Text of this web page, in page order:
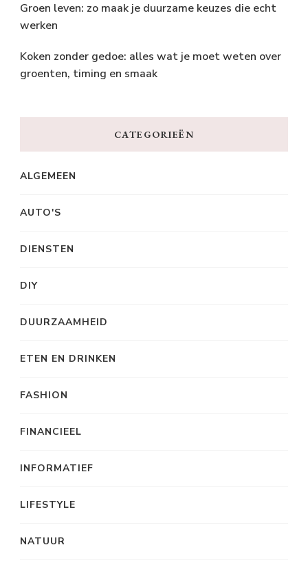
Groen leven: zo maak je duurzame keuzes die echt
werken
Koken zonder gedoe: alles wat je moet weten over
groenten, timing en smaak
CATEGORIEËN
ALGEMEEN
AUTO'S
DIENSTEN
DIY
DUURZAAMHEID
ETEN EN DRINKEN
FASHION
FINANCIEEL
INFORMATIEF
LIFESTYLE
NATUUR